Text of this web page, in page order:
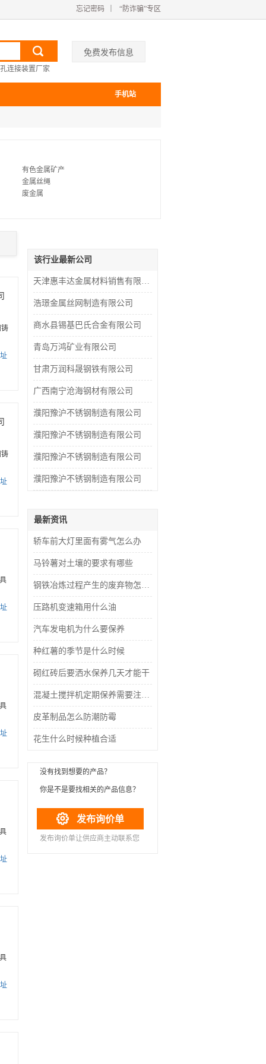
忘记密码 “防诈骗”专区
连接装置厂家
免费发布信息
手机站
有色金属矿产
金属丝绳
废金属
铸
铸
该行业最新公司
天津惠丰达金属材料销售有限公司
浩璟金属丝网制造有限公司
商水县锡基巴氏合金有限公司
青岛万鸿矿业有限公司
甘肃万润科晟钢铁有限公司
广西南宁沧海钢材有限公司
濮阳豫沪不锈钢制造有限公司
濮阳豫沪不锈钢制造有限公司
濮阳豫沪不锈钢制造有限公司
濮阳豫沪不锈钢制造有限公司
最新资讯
轿车前大灯里面有雾气怎么办
马铃薯对土壤的要求有哪些
钢铁冶炼过程产生的废弃物怎么处理
压路机变速箱用什么油
汽车发电机为什么要保养
种红薯的季节是什么时候
砌红砖后要洒水保养几天才能干
混凝土搅拌机定期保养需要注意什么
皮革制品怎么防潮防霉
花生什么时候种植合适
没有找到想要的产品？
你是不是要找相关的产品信息？
 发布询价单
发布询价单让供应商主动联系您